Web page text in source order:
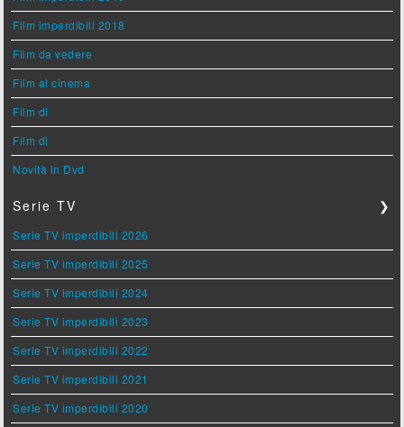
Film imperdibili 2018
Film da vedere
Film al cinema
Film di
Film di
Novità in Dvd
Serie TV ❯
Serie TV imperdibili 2026
Serie TV imperdibili 2025
Serie TV imperdibili 2024
Serie TV imperdibili 2023
Serie TV imperdibili 2022
Serie TV imperdibili 2021
Serie TV imperdibili 2020